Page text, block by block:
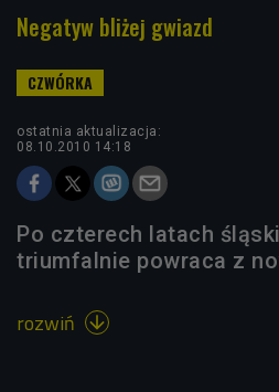
Negatyw bliżej gwiazd
ostatnia aktualizacja:
08.10.2010 14:18
Po czterech latach
triumfalnie powraca z
rozwiń 